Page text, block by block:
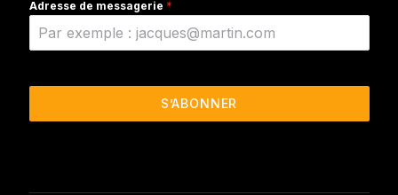
Adresse de messagerie *
S’ABONNER